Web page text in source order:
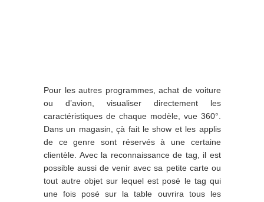
Pour les autres programmes, achat de voiture
ou d’avion, visualiser directement les
caractéristiques de chaque modèle, vue 360°.
Dans un magasin, çà fait le show et les applis
de ce genre sont réservés à une certaine
clientèle. Avec la reconnaissance de tag, il est
possible aussi de venir avec sa petite carte ou
tout autre objet sur lequel est posé le tag qui
une fois posé sur la table ouvrira tous les